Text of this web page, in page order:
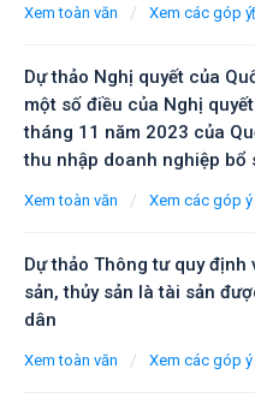
Xem toàn văn / Xem các góp ý
Dự thảo Nghị quyết của
một số điều của Nghị
tháng 11 năm 2023 của
thu nhập doanh nghiệp bổ
Xem toàn văn / Xem các góp ý
Dự thảo Thông tư quy định
sản, thủy sản là tài sản
dân
Xem toàn văn / Xem các góp ý